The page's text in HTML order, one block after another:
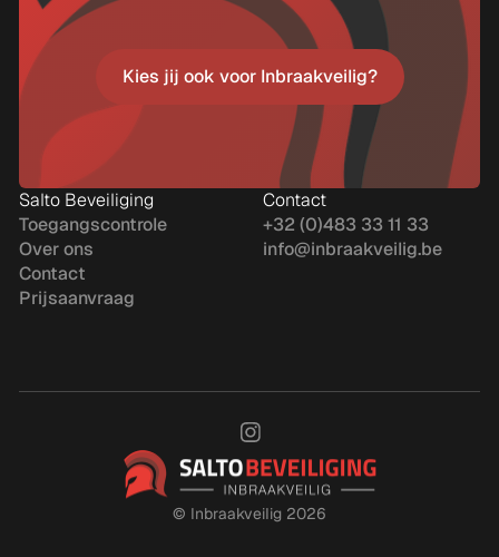
Kies jij ook voor Inbraakveilig?
Kies jij ook voor Inbraakveilig?
Salto Beveiliging
Toegangscontrole
Over ons
Contact
Prijsaanvraag
Contact
+32 (0)483 33 11 33
info@inbraakveilig.be
© Inbraakveilig 2026